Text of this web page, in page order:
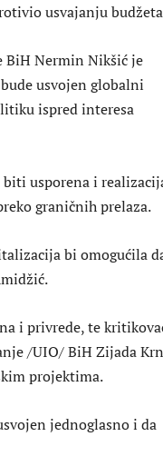
usvajanju
BiH Nermin Nikšić je
usvojen globalni
ispred interesa
usporena i
graničnih prelaza.
bi omogućila
i privrede, te
/UIO/ BiH Zijada
projektima.
jednoglasno i da